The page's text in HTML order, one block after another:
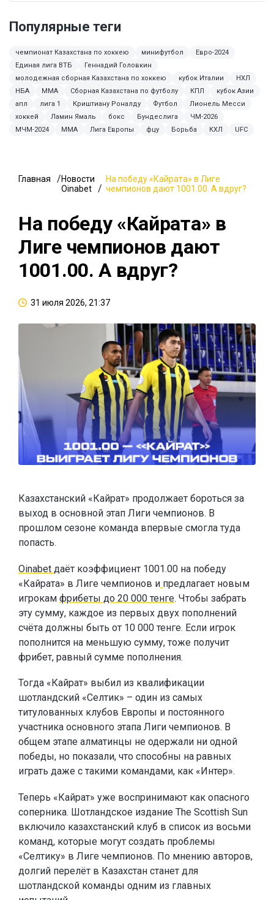
Популярные теги
чемпионат Казахстана по хоккею минифутбол
Евро-2024
Единая лига ВТБ
Геннадий Головкин
молодежная сборная Казахстана по хоккею
кубок Италии
НХЛ
НБА
ММА Сборная Казахстана по футболу КПЛ
кубок Азии
апл
лига 1 Криштиану Роналду Футбол
Лионель Месси
хоккей
Ламин Ямаль бокс Бундеслига
ЧМ-2026
МЧМ-2024
MMA Лига Европы фцу Борьба КХЛ UFC
Главная
Новости
Oinabet
На победу «Кайрата» в Лиге
чемпионов дают 1001.00. А вдруг?
На победу «Кайрата» в
Лиге чемпионов дают
1001.00. А вдруг?
31 июля 2026, 21:37
Казахстанский «Кайрат» продолжает бороться за
выход в основной этап Лиги чемпионов. В
прошлом сезоне команда впервые смогла туда
попасть.
Oinabet даёт коэффициент 1001.00 на победу
«Кайрата» в Лиге чемпионов и предлагает новым
игрокам фрибеты до 20 000 тенге. Чтобы забрать
эту сумму, каждое из первых двух пополнений
счёта должны быть от 10 000 тенге. Если игрок
пополнится на меньшую сумму, тоже получит
фрибет, равный сумме пополнения.
Тогда «Кайрат» выбил из квалификации
шотландский «Селтик» – один из самых
титулованных клубов Европы и постоянного
участника основного этапа Лиги чемпионов. В
общем этапе алматинцы не одержали ни одной
победы, но показали, что способны на равных
играть даже с такими командами, как «Интер».
Теперь «Кайрат» уже воспринимают как опасного
соперника. Шотландское издание The Scottish Sun
включило казахстанский клуб в список из восьми
команд, которые могут создать проблемы
«Селтику» в Лиге чемпионов. По мнению авторов,
долгий перелёт в Казахстан станет для
шотландской команды одним из главных